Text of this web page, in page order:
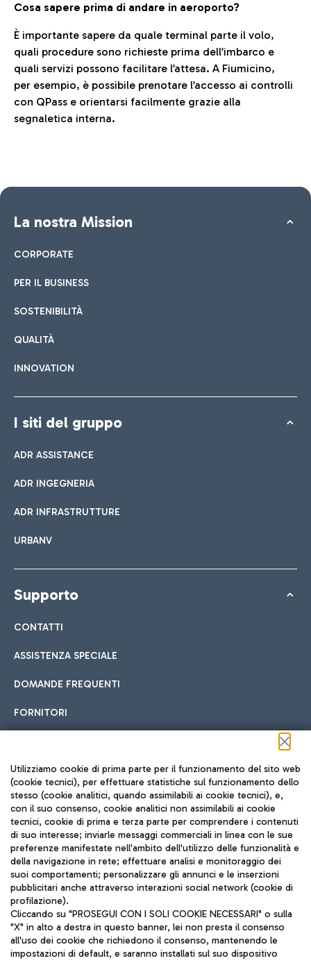
Cosa sapere prima di andare in aeroporto?
È importante sapere da quale terminal parte il volo,
quali procedure sono richieste prima dell’imbarco e
quali servizi possono facilitare l’attesa. A Fiumicino,
per esempio, è possibile prenotare l’accesso ai controlli
con QPass e orientarsi facilmente grazie alla
segnaletica interna.
La nostra Mission
CORPORATE
PER IL BUSINESS
SOSTENIBILITÀ
QUALITÀ
INNOVATION
I siti del gruppo
ADR ASSISTANCE
ADR INGEGNERIA
ADR INFRASTRUTTURE
URBANV
Supporto
CONTATTI
ASSISTENZA SPECIALE
DOMANDE FREQUENTI
FORNITORI
Seguici sui social
TRAVEL JOURNAL
ITA
Utilizziamo cookie di prima parte per il funzionamento del sito web
(cookie tecnici), per effettuare statistiche sul funzionamento dello
stesso (cookie analitici, quando assimilabili ai cookie tecnici), e,
con il suo consenso, cookie analitici non assimilabili ai cookie
tecnici, cookie di prima e terza parte per comprendere i contenuti
di suo interesse; inviarle messaggi commerciali in linea con le sue
preferenze manifestate nell'ambito dell'utilizzo delle funzionalità e
della navigazione in rete; effettuare analisi e monitoraggio dei
suoi comportamenti; personalizzare gli annunci e le inserzioni
pubblicitari anche attraverso interazioni social network (cookie di
profilazione).
Cliccando su "PROSEGUI CON I SOLI COOKIE NECESSARI" o sulla
"X" in alto a destra in questo banner, lei non presta il consenso
all'uso dei cookie che richiedono il consenso, mantenendo le
impostazioni di default, e saranno installati sul suo dispositivo